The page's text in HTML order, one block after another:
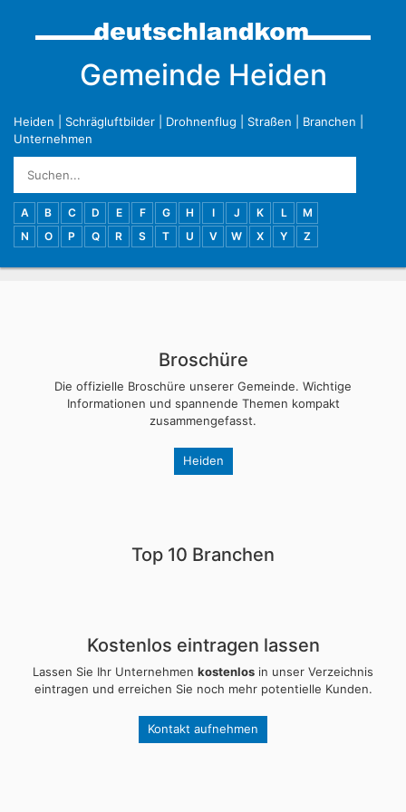
Gemeinde Heiden
Heiden Schrägluftbilder Drohnenflug Straßen Branchen
Unternehmen
A B C D E F G H I J K L
M
N
O P Q R S T U V W X Y Z
Broschüre
Die offizielle Broschüre unserer Gemeinde. Wichtige
Informationen und spannende Themen kompakt
zusammengefasst.
Heiden
Top 10 Branchen
Kostenlos eintragen lassen
Lassen Sie Ihr Unternehmen kostenlos in unser Verzeichnis
eintragen und erreichen Sie noch mehr potentielle Kunden.
Kontakt aufnehmen